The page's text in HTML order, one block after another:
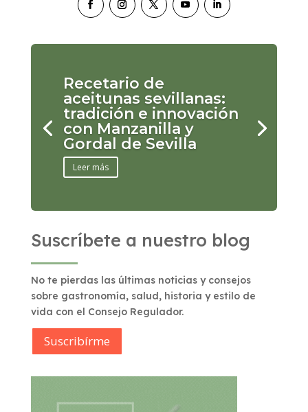
Recetario de
aceitunas sevillanas:
tradición e innovación
con Manzanilla y
Gordal de Sevilla
Leer más
Suscríbete a nuestro blog
No te pierdas las últimas noticias y consejos
sobre gastronomía, salud, historia y estilo de
vida con el Consejo Regulador.
Suscribírme